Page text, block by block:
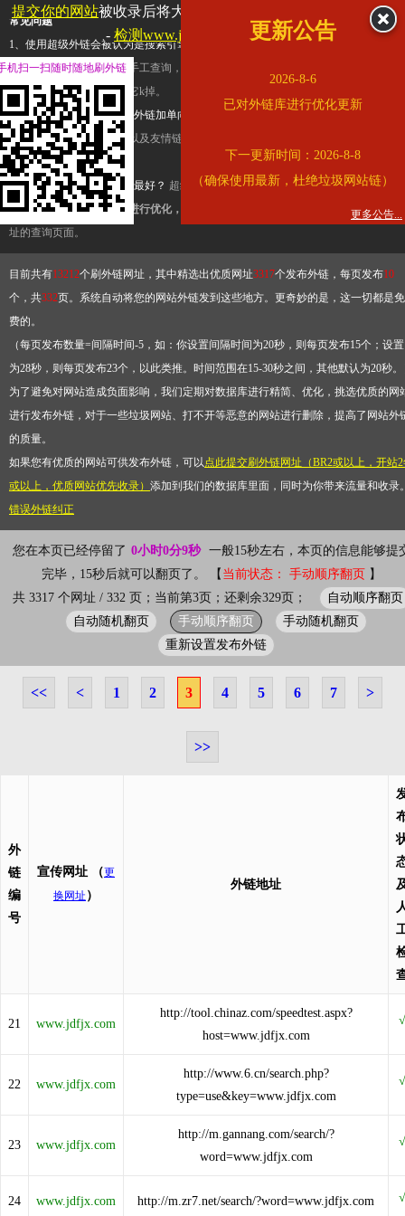
常见问题
1、使用超级外链会被认为是搜索引擎优化作弊吗？ 超级外链只是一个简便而集成
查询工具，模拟的是正常手工查询，不是作弊。如果是作弊，那您可以使用超级外
推广竞争对手的网址，让它k掉。
2、网站优化单纯依靠超级外链加单向链接可行吗？
链，需要结合普通的外链以及友情链接，您可以到站长论坛发布外链，到友情链接
台交换友情链接。
3、如何使用超级外链效果最好？ 超级外链不同于普通的外链，它是动态的链接，
有频繁使用超级外链工具进行优化，才能获得稳定的外链
，最终使搜索引擎收录带
址的查询页面。
目前共有13212个刷外链网址，其中精选出优质网址3317个发布外链，每页发布10
个，共332页。系统自动将您的网站外链发到这些地方。更奇妙的是，这一切都是免
费的。
（每页发布数量=间隔时间-5，如：你设置间隔时间为20秒，则每页发布15个；设置
为28秒，则每页发布23个，以此类推。时间范围在15-30秒之间，其他默认为20秒
为了避免对网站造成负面影响，我们定期对数据库进行精简、优化，挑选优质的网
进行发布外链，对于一些垃圾网站、打不开等恶意的网站进行删除，提高了网站外
的质量。
如果您有优质的网站可供发布外链，可以点此提交刷外链网址（BR2或以上，开站
或以上，优质网站优先收录） 添加到我们的数据库里面，同时为你带来流量和收录
错误外链纠正
您在本页已经停留了 0小时0分10秒
一般15秒左右，本页的信息能够提
完毕，15秒后就可以翻页了。 【 当前状态： 手动顺序翻页 】
共 3317 个网址 / 332 页；当前第3页；还剩余329页；
自动顺序翻页
自动随机翻页
手动顺序翻页
手动随机翻页
重新设置发布外链
<< < 1 2 3 4 5 6 7 >
>>
外
链
编
号
宣传网址 （更
换网址 ）
外链地址
21 www.jdfjx.com
http://tool.chinaz.com/speedtest.aspx?
host=www.jdfjx.com
22 www.jdfjx.com
http://www.6.cn/search.php?
type=use&key=www.jdfjx.com
23 www.jdfjx.com
http://m.gannang.com/search/?
word=www.jdfjx.com
24 www.jdfjx.com http://m.zr7.net/search/?word=www.jdfjx.com
提交你的网站被收录后将大幅提升流量和外链，
查看展示页面
- 检测www.jdfjx.com是否收录更新公告
2026-8-6
已对外链库进行优化更新
下一更新时间：2026-8-8
（确保使用最新，杜绝垃圾网站链）
更多公告...
机扫一扫随时随地刷外链